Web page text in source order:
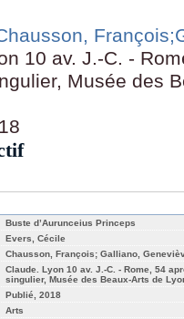
François
10 av. J.-C. -
Musée des
Buste d’Aurunceius Princeps
Evers, Cécile
Chausson, François; Galliano,
Claude. Lyon 10 av. J.-C. - Rome, 54
singulier, Musée des Beaux-Arts de
Publié, 2018
Arts